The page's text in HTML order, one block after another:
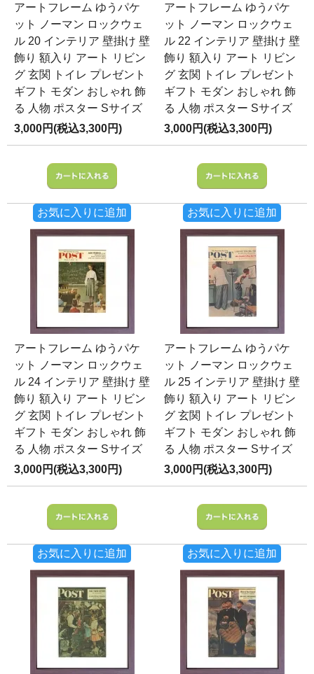
アートフレーム ゆうパケ
ット ノーマン ロックウェ
ル 20 インテリア 壁掛け 壁
飾り 額入り アート リビン
グ 玄関 トイレ プレゼント
ギフト モダン おしゃれ 飾
る 人物 ポスター Sサイズ
3,000円(税込3,300円)
お気に入りに追加
アートフレーム ゆうパケ
ット ノーマン ロックウェ
ル 22 インテリア 壁掛け 壁
飾り 額入り アート リビン
グ 玄関 トイレ プレゼント
ギフト モダン おしゃれ 飾
る 人物 ポスター Sサイズ
3,000円(税込3,300円)
お気に入りに追加
アートフレーム ゆうパケ
ット ノーマン ロックウェ
ル 24 インテリア 壁掛け 壁
飾り 額入り アート リビン
グ 玄関 トイレ プレゼント
ギフト モダン おしゃれ 飾
る 人物 ポスター Sサイズ
3,000円(税込3,300円)
お気に入りに追加
アートフレーム ゆうパケ
ット ノーマン ロックウェ
ル 25 インテリア 壁掛け 壁
飾り 額入り アート リビン
グ 玄関 トイレ プレゼント
ギフト モダン おしゃれ 飾
る 人物 ポスター Sサイズ
3,000円(税込3,300円)
お気に入りに追加